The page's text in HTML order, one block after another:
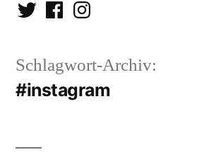
TwitterFacebookInstagramm
Schlagwort-Archiv:
#instagram